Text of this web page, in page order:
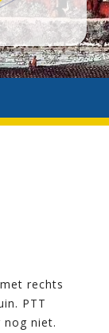
rechts
PTT
nog niet.